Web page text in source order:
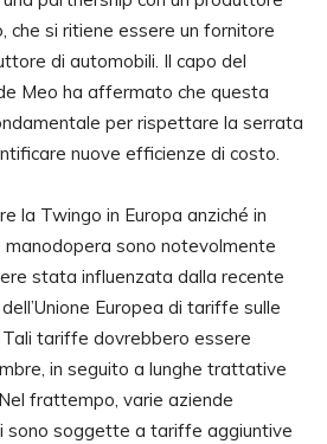
che si ritiene essere un fornitore
di automobili. Il capo del
Meo ha affermato che questa
per rispettare la serrata
nuove efficienze di costo.
la Twingo in Europa anziché in
manodopera sono notevolmente
stata influenzata dalla recente
Europea di tariffe sulle
tariffe dovrebbero essere
in seguito a lunghe trattative
frattempo, varie aziende
sono soggette a tariffe aggiuntive